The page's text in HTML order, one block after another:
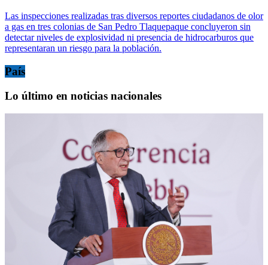
Las inspecciones realizadas tras diversos reportes ciudadanos de olor
a gas en tres colonias de San Pedro Tlaquepaque concluyeron sin
detectar niveles de explosividad ni presencia de hidrocarburos que
representaran un riesgo para la población.
País
Lo último en noticias nacionales